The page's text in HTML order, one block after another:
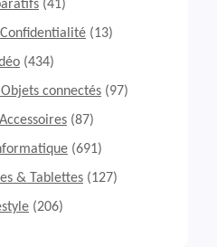
(41)
(13)
(434)
Objets connectés (97)
(87)
(691)
& Tablettes (127)
(206)